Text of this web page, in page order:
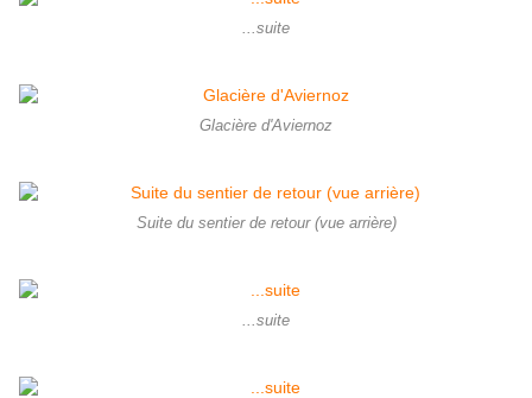
...suite
Glacière d'Aviernoz
Suite du sentier de retour (vue arrière)
...suite